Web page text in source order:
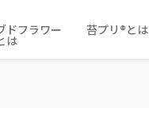
ドフラワー
は
苔プリ®とは